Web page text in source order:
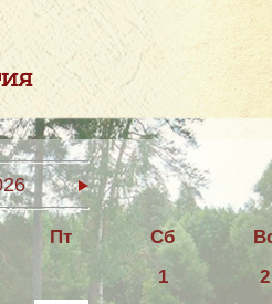
Пт Сб
1
2